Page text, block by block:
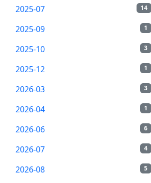
14
2025-07
1
2025-09
3
2025-10
1
2025-12
3
2026-03
1
2026-04
6
2026-06
4
2026-07
5
2026-08